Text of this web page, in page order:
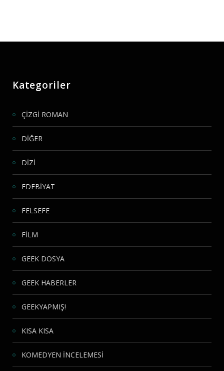
Kategoriler
ÇİZGİ ROMAN
DİĞER
DİZİ
EDEBİYAT
FELSEFE
FİLM
GEEK DOSYA
GEEK HABERLER
GEEKYAPMIŞ!
KISA KISA
KOMEDYEN İNCELEMESİ